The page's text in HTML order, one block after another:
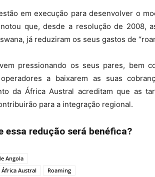
em execução para desenvolver o
que, desde a resolução de 2008,
já reduziram os seus gastos de
pressionando os seus pares, bem
a baixarem as suas
da África Austral acreditam que as
para a integração regional.
essa redução será benéfica?
Angola
África Austral Roaming